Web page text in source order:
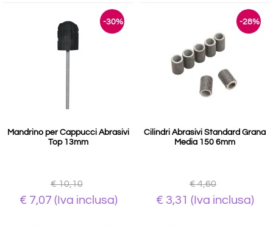
-30%
Mandrino per Cappucci Abrasivi
Top 13mm
€ 10,10
€ 7,07 (Iva inclusa)
-28%
Cilindri Abrasivi Standard Grana
Media 150 6mm
€ 4,60
€ 3,31 (Iva inclusa)